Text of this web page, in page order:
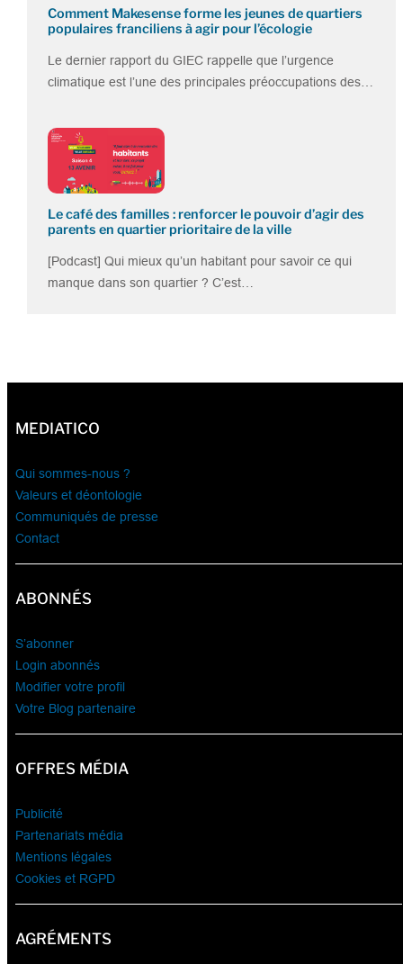
Comment Makesense forme les jeunes de quartiers
populaires franciliens à agir pour l’écologie
Le dernier rapport du GIEC rappelle que l’urgence
climatique est l’une des principales préoccupations des…
Le café des familles : renforcer le pouvoir d’agir des
parents en quartier prioritaire de la ville
[Podcast] Qui mieux qu’un habitant pour savoir ce qui
manque dans son quartier ? C’est…
MEDIATICO
Qui sommes-nous ?
Valeurs et déontologie
Communiqués de presse
Contact
ABONNÉS
S’abonner
Login abonnés
Modifier votre profil
Votre Blog partenaire
OFFRES MÉDIA
Publicité
Partenariats média
Mentions légales
Cookies et RGPD
AGRÉMENTS